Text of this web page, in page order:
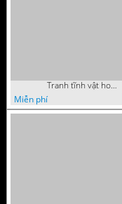
Tranh tĩnh vật hoa quả sơn dầu trang trí đẹp
Miễn phí